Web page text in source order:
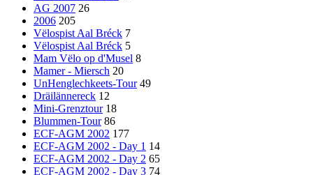
AG 2007 26
2006 205
Vëlospist Aal Bréck 7
Vëlospist Aal Bréck 5
Mam Vëlo op d'Musel 8
Mamer - Miersch 20
UnHenglechkeets-Tour 49
Dräilännereck 12
Mini-Grenztour 18
Blummen-Tour 86
ECF-AGM 2002 177
ECF-AGM 2002 - Day 1 14
ECF-AGM 2002 - Day 2 65
ECF-AGM 2002 - Day 3 74